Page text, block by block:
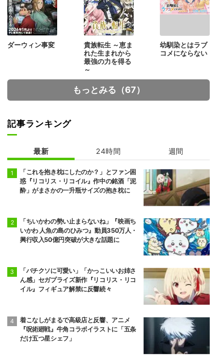
ダーウィン事変
貴族転生 ～恵ま
れた生まれから
最強の力を得る
～
幼馴染とはラブ
コメにならない
もっとみる（67）
記事ランキング
最新 24時間 週間
「これを抱き枕にしたのか？」とファン困
惑『リコリス・リコイル』作中の銘酒「泥
酔」がまさかの一升瓶サイズの抱き枕に
「ちいかわの勢い止まらないね」『映画ち
いかわ 人魚の島のひみつ』動員350万人・
興行収入50億円突破が大きな話題に
「バチクソに可愛い」「かっこいいお姉さ
ん感」セガプライズ新作『リコリス・リコ
イル』フィギュア解禁に反響続々
着こなしがまるで高級店と反響、アニメ
『呪術廻戦』牛角コラボイラストに「五条
だけ五つ星シェフ」